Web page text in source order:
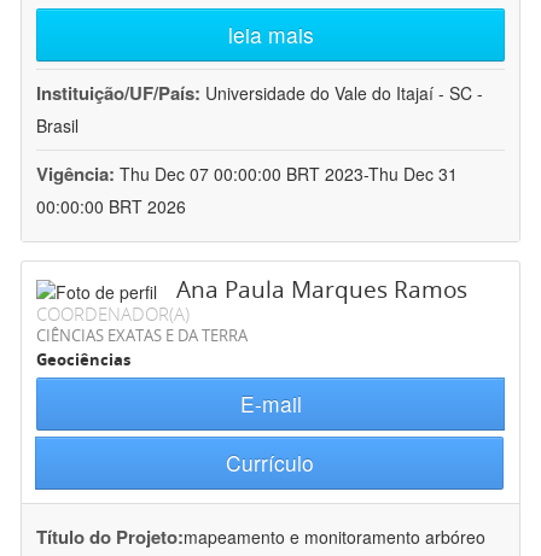
leia mais
Instituição/UF/País: Universidade do Vale do Itajaí - SC -
Brasil
Vigência: Thu Dec 07 00:00:00 BRT 2023-Thu Dec 31
00:00:00 BRT 2026
Ana Paula Marques Ramos
COORDENADOR(A)
CIÊNCIAS EXATAS E DA TERRA
Geociências
E-mail
Currículo
Título do Projeto:mapeamento e monitoramento arbóreo